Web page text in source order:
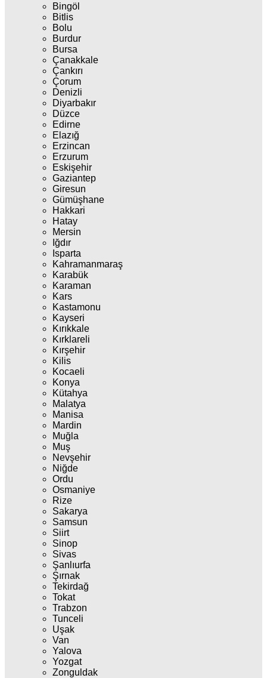
Bingöl
Bitlis
Bolu
Burdur
Bursa
Çanakkale
Çankırı
Çorum
Denizli
Diyarbakır
Düzce
Edirne
Elazığ
Erzincan
Erzurum
Eskişehir
Gaziantep
Giresun
Gümüşhane
Hakkari
Hatay
Mersin
Iğdır
Isparta
Kahramanmaraş
Karabük
Karaman
Kars
Kastamonu
Kayseri
Kırıkkale
Kırklareli
Kırşehir
Kilis
Kocaeli
Konya
Kütahya
Malatya
Manisa
Mardin
Muğla
Muş
Nevşehir
Niğde
Ordu
Osmaniye
Rize
Sakarya
Samsun
Siirt
Sinop
Sivas
Şanlıurfa
Şırnak
Tekirdağ
Tokat
Trabzon
Tunceli
Uşak
Van
Yalova
Yozgat
Zonguldak